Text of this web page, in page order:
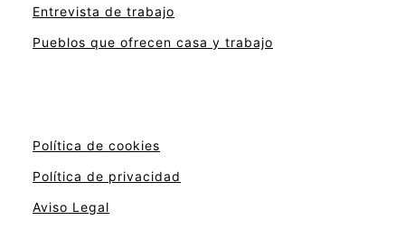
Entrevista de trabajo
Pueblos que ofrecen casa y trabajo
Política de cookies
Política de privacidad
Aviso Legal